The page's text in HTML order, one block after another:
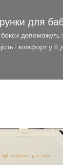
для
допоможуть
комфорт у її